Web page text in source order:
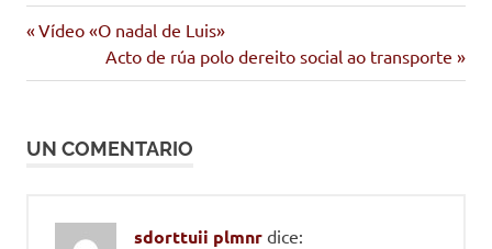
Navegación
de
Entrada
Vídeo «O nadal de Luis»
Siguiente
entrada:
Acto de rúa polo dereito social ao transporte
UN COMENTARIO
sdorttuii plmnr dice: